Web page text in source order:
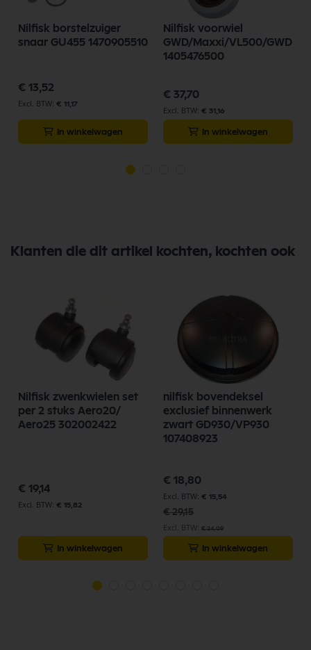
Nilfisk borstelzuiger
snaar GU455 1470905510
€ 13,52
€ 11,17
In winkelwagen
Nilfisk voorwiel
GWD/Maxxi/VL500/GWD
1405476500
€ 37,70
€ 31,16
In winkelwagen
Klanten die dit artikel kochten, kochten ook
Nilfisk zwenkwielen set
per 2 stuks Aero20/
Aero25 302002422
€ 19,14
€ 15,82
In winkelwagen
nilfisk bovendeksel
exclusief binnenwerk
zwart GD930/VP930
107408923
Speciale
prijs
€ 18,80
€ 15,54
€ 29,15
€ 24,09
In winkelwagen